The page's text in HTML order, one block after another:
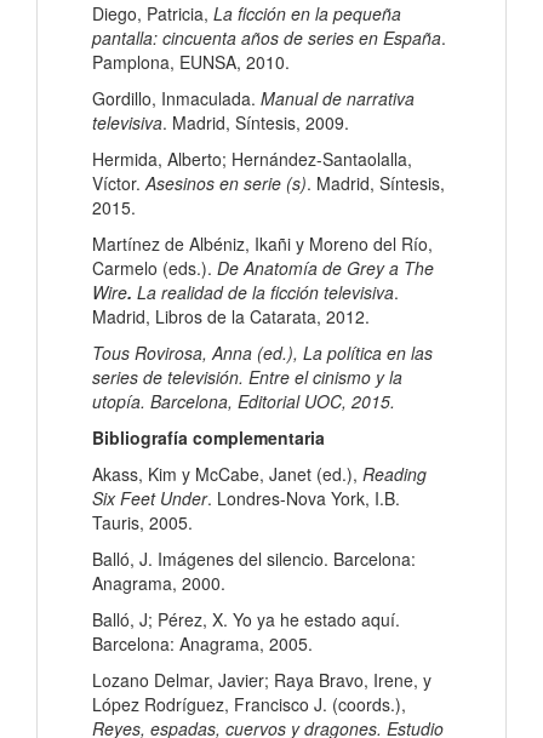
Diego, Patricia, La ficción en la pequeña
pantalla: cincuenta años de series en España.
Pamplona, EUNSA, 2010.
Gordillo, Inmaculada. Manual de narrativa
televisiva. Madrid, Síntesis, 2009.
Hermida, Alberto; Hernández-Santaolalla,
Víctor.Asesinos en serie (s). Madrid, Síntesis,
2015.
Martínez de Albéniz, Ikañi y Moreno del Río,
Carmelo (eds.). De Anatomía de Grey a The
Wire. La realidad de la ficción televisiva.
Madrid, Libros de la Catarata, 2012.
Tous Rovirosa, Anna (ed.), La política en las
series de televisión. Entre el cinismo y la
utopía. Barcelona, Editorial UOC, 2015.
Bibliografía complementaria
Akass, Kim y McCabe, Janet (ed.), Reading
Six Feet Under. Londres-Nova York, I.B.
Tauris, 2005.
Balló, J. Imágenes del silencio. Barcelona:
Anagrama, 2000.
Balló, J; Pérez, X. Yo ya he estado aquí.
Barcelona: Anagrama, 2005.
Lozano Delmar, Javier; Raya Bravo, Irene, y
López Rodríguez, Francisco J. (coords.),
Reyes, espadas, cuervos y dragones. Estudio